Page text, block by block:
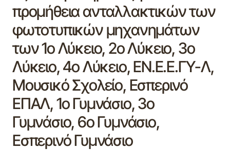
προμήθεια ανταλλακτικών των
φωτοτυπικών μηχανημάτων
των 1ο Λύκειο, 2ο Λύκειο, 3ο
Λύκειο, 4ο Λύκειο, ΕΝ.Ε.Ε.ΓΥ-Λ,
Μουσικό Σχολείο, Εσπερινό
ΕΠΑΛ, 1ο Γυμνάσιο, 3ο
Γυμνάσιο, 6ο Γυμνάσιο,
Εσπερινό Γυμνάσιο